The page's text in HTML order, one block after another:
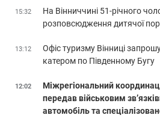
15:32
На Вінниччині 51-річного
розповсюдження дитячої
13:12
Офіс туризму Вінниці
катером по Південному Бугу
12:02
Міжрегіональний
передав військовим
автомобіль та